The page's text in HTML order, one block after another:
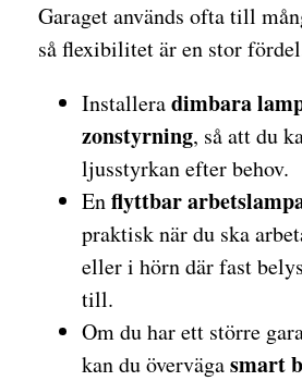
Garaget används ofta till
så flexibilitet är en stor
Installeradimbara
zonstyrning, så att du
ljusstyrkan efter behov.
Enflyttbar
praktisk när du ska
eller i hörn där fast
till.
Om du har ett större
kan du övervägasmart